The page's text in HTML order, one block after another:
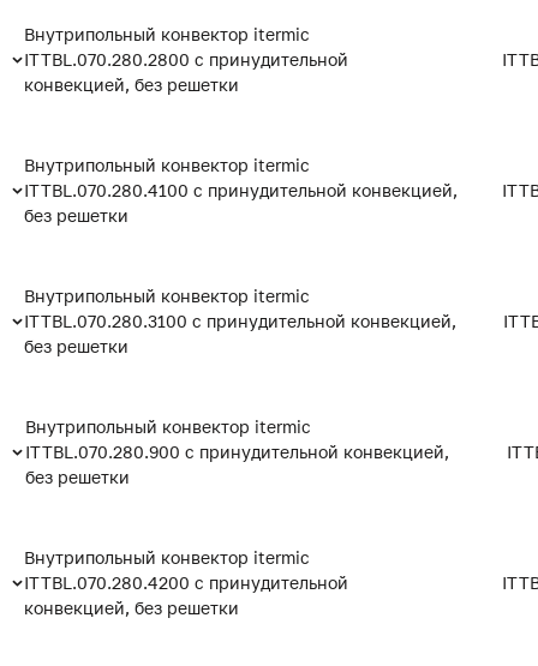
Внутрипольный конвектор itermic
ITTBL.070.280.2800 с принудительной
конвекцией, без решетки
Внутрипольный конвектор itermic
ITTBL.070.280.4100 с принудительной конвекцией,
без решетки
Внутрипольный конвектор itermic
ITTBL.070.280.3100 с принудительной конвекцией,
без решетки
Внутрипольный конвектор itermic
ITTBL.070.280.900 с принудительной конвекцией,
без решетки
Внутрипольный конвектор itermic
ITTBL.070.280.4200 с принудительной
конвекцией, без решетки